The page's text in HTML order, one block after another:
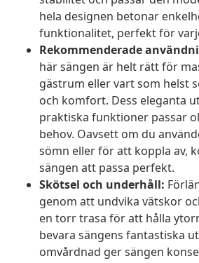
hela designen betonar
funktionalitet, perfekt för
Rekommenderade
här sängen är helt rätt för
gästrum eller vart som helst
och komfort. Dess eleganta
praktiska funktioner passar
behov. Oavsett om du
sömn eller för att koppla av,
sängen att passa perfekt.
Skötsel och underhåll:
genom att undvika vätskor
en torr trasa för att hålla
bevara sängens fantastiska
omvårdnad ger sängen